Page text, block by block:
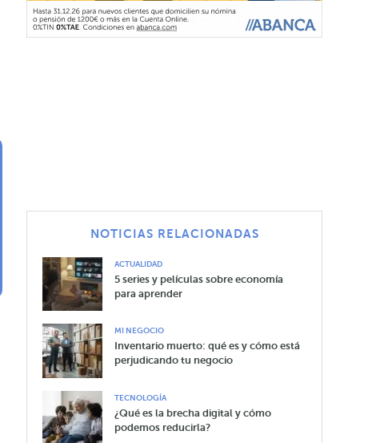
NOTICIAS RELACIONADAS
ACTUALIDAD
5 series y películas sobre economía
para aprender
MI NEGOCIO
Inventario muerto: qué es y cómo está
perjudicando tu negocio
TECNOLOGÍA
¿Qué es la brecha digital y cómo
podemos reducirla?